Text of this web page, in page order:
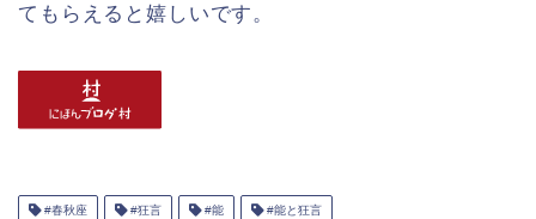
てもらえると嬉しいです。
#春秋座 #狂言 #能 #能と狂言